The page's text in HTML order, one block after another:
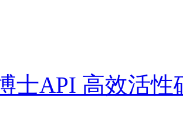
士API 高效活性